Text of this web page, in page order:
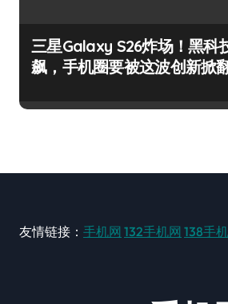
三星Galaxy S26炸场！黑科
飙，手机圈要被这波创新掀
友情链接： 手机网 132手机网 138手